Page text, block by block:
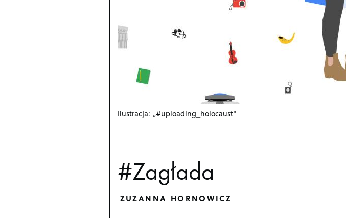
Ilustracja: „#uploading_holocaust"
#Zagłada
ZUZANNA HORNOWICZ